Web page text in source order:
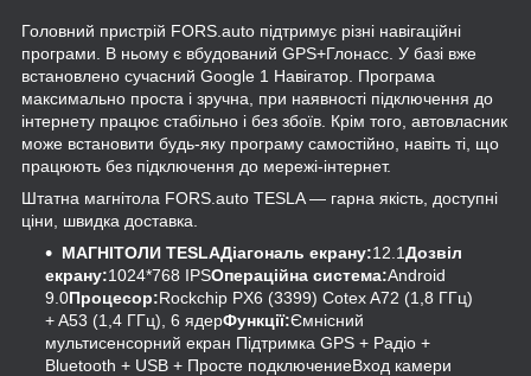
Головний пристрій FORS auto підтримує різні навігаційні
програми. В ньому є вбудований GPS+Глонасс. У базі вже
встановлено сучасний Google 1 Навігатор. Програма
максимально проста і зручна, при наявності підключення до
інтернету працює стабільно і без збоїв. Крім того, автовласник
може встановити будь-яку програму самостійно, навіть ті, що
працюють без підключення до мережі-інтернет.
Штатна магнітола FORS.auto TESLA — гарна якість, доступні
ціни, швидка доставка.
МАГНІТОЛИ TESLAДіагональ екрану:12.1Дозвіл
екрану:1024*768 IPSОпераційна система:Android
9.0Процесор:Rockchip PX6 (3399) Cotex A72 (1,8 ГГц)
+ A53 (1,4 ГГц), 6 ядерФункції:Ємнісний
мультисенсорний екран Підтримка GPS + Радіо +
Bluetooth + USB + Просте подключениеВход камери